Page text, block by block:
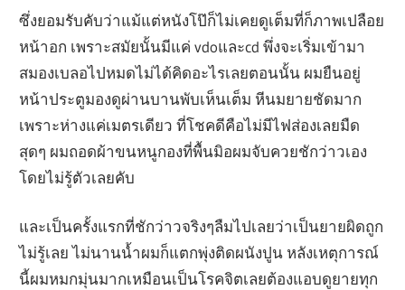
ซึ่งยอมรับคับว่าแม้แต่หนังโป๊ก็ไม่เคยดูเต็มที่ก็ภาพเปลือย
หน้าอก เพราะสมัยนั้นมีแค่ vdoและcd พึ่งจะเริ่มเข้ามา
สมองเบลอไปหมดไม่ได้คิดอะไรเลยตอนนั้น ผมยืนอยู่
หน้าประตูมองดูผ่านบานพับเห็นเต็ม หีนมยายชัดมาก
เพราะห่างแค่เมตรเดียว ที่โชคดีคือไม่มีไฟส่องเลยมืด
สุดๆ ผมถอดผ้าขนหนูกองที่พื้นมิอผมจับควยชักว่าวเอง
โดยไม่รู้ตัวเลยคับ
และเป็นครั้งแรกที่ชักว่าวจริงๆลืมไปเลยว่าเป็นยายผิดถูก
ไม่รู้เลย ไม่นานน้ำผมก็แตกพุ่งติดผนังปูน หลังเหตุการณ์
นี้ผมหมกมุ่นมากเหมือนเป็นโรคจิตเลยต้องแอบดูยายทุก